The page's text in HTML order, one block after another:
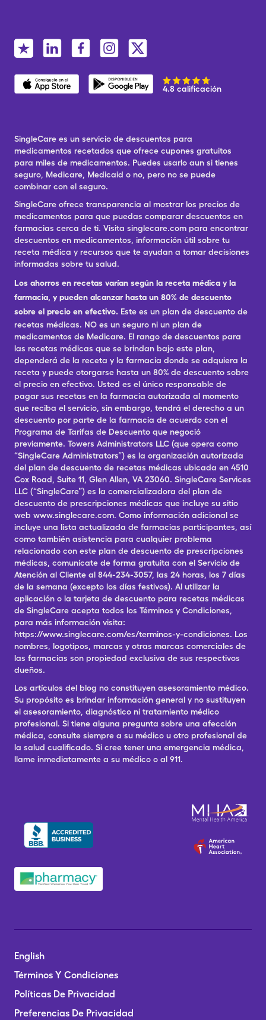
4.8 calificación
SingleCare es un servicio de descuentos para
medicamentos recetados que ofrece cupones gratuitos
para miles de medicamentos. Puedes usarlo aun si tienes
seguro, Medicare, Medicaid o no, pero no se puede
combinar con el seguro.
SingleCare ofrece transparencia al mostrar los precios de
medicamentos para que puedas comparar descuentos en
farmacias cerca de ti. Visita singlecare.com para encontrar
descuentos en medicamentos, información útil sobre tu
receta médica y recursos que te ayudan a tomar decisiones
informadas sobre tu salud.
Los ahorros en recetas varían según la receta médica y la
farmacia, y pueden alcanzar hasta un 80% de descuento
sobre el precio en efectivo. Este es un plan de descuento de
recetas médicas. NO es un seguro ni un plan de
medicamentos de Medicare. El rango de descuentos para
las recetas médicas que se brindan bajo este plan,
dependerá de la receta y la farmacia donde se adquiera la
receta y puede otorgarse hasta un 80% de descuento sobre
el precio en efectivo. Usted es el único responsable de
pagar sus recetas en la farmacia autorizada al momento
que reciba el servicio, sin embargo, tendrá el derecho a un
descuento por parte de la farmacia de acuerdo con el
Programa de Tarifas de Descuento que negoció
previamente. Towers Administrators LLC (que opera como
“SingleCare Administrators”) es la organización autorizada
del plan de descuento de recetas médicas ubicada en 4510
Cox Road, Suite 11, Glen Allen, VA 23060. SingleCare Services
LLC (“SingleCare”) es la comercializadora del plan de
descuento de prescripciones médicas que incluye su sitio
web www.singlecare.com. Como información adicional se
incluye una lista actualizada de farmacias participantes, así
como también asistencia para cualquier problema
relacionado con este plan de descuento de prescripciones
médicas, comunícate de forma gratuita con el Servicio de
Atención al Cliente al 844-234-3057, las 24 horas, los 7 días
de la semana (excepto los días festivos). Al utilizar la
aplicación o la tarjeta de descuento para recetas médicas
de SingleCare acepta todos los Términos y Condiciones,
para más información visita:
https://www.singlecare.com/es/terminos-y-condiciones. Los
nombres, logotipos, marcas y otras marcas comerciales de
las farmacias son propiedad exclusiva de sus respectivos
dueños.
Los artículos del blog no constituyen asesoramiento médico.
Su propósito es brindar información general y no sustituyen
el asesoramiento, diagnóstico ni tratamiento médico
profesional. Si tiene alguna pregunta sobre una afección
médica, consulte siempre a su médico u otro profesional de
la salud cualificado. Si cree tener una emergencia médica,
llame inmediatamente a su médico o al 911.
English
Términos Y Condiciones
Políticas De Privacidad
Preferencias De Privacidad